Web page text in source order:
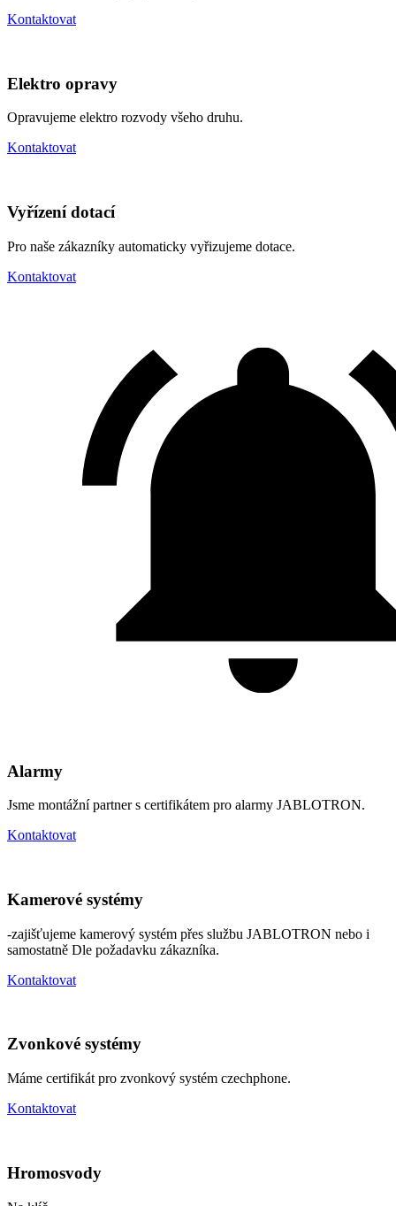
Kontaktovat
Elektro opravy
Opravujeme elektro rozvody všeho druhu.
Kontaktovat
Vyřízení dotací
Pro naše zákazníky automaticky vyřizujeme dotace.
Kontaktovat
Alarmy
Jsme montážní partner s certifikátem pro alarmy JABLOTRON.
Kontaktovat
Kamerové systémy
-zajišťujeme kamerový systém přes službu JABLOTRON nebo i
samostatně Dle požadavku zákazníka.
Kontaktovat
Zvonkové systémy
Máme certifikát pro zvonkový systém czechphone.
Kontaktovat
Hromosvody